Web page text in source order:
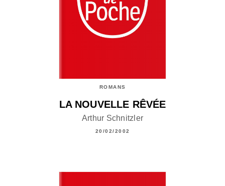
ROMANS
LA NOUVELLE RÊVÉE
Arthur Schnitzler
20/02/2002